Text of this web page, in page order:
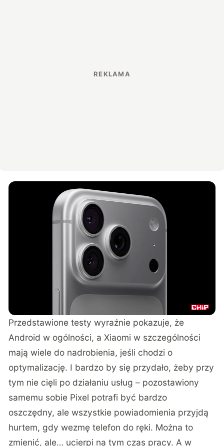
Przedstawione testy wyraźnie pokazuje, że
Android w ogólności, a Xiaomi w szczególności
mają wiele do nadrobienia, jeśli chodzi o
optymalizację. I bardzo by się przydało, żeby przy
tym nie cięli po działaniu usług – pozostawiony
samemu sobie Pixel potrafi być bardzo
oszczędny, ale wszystkie powiadomienia przyjdą
hurtem, gdy wezmę telefon do ręki. Można to
zmienić, ale… ucierpi na tym czas pracy. A w